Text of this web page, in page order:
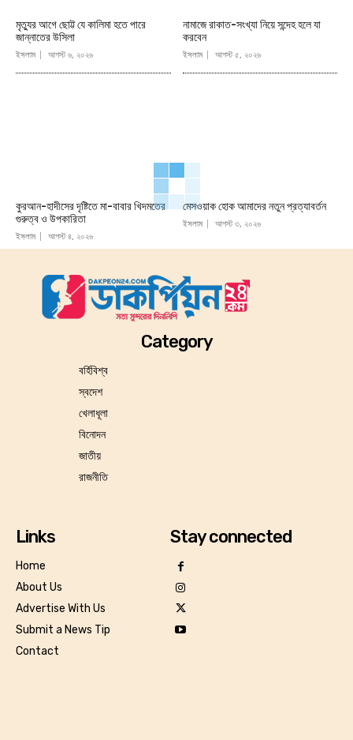
মৃত্যুর আগে ছোট্ট যে কালিমা হতে পারে
জান্নাতের উসিলা
ইসলাম আগস্ট ৬, ২০২৬
নামাজে রাকাত-সংখ্যা নিয়ে সন্দেহ হলে যা
করবেন
ইসলাম আগস্ট ৫, ২০২৬
কুরআন-হাদীসের দৃষ্টিতে মা-বাবার খিদমতের
গুরুত্ব ও উপকারিতা
ইসলাম আগস্ট ৪, ২০২৬
মেসওয়াক হোক আমাদের নতুন প্রত্যাবর্তন
ইসলাম আগস্ট ৩, ২০২৬
Category
বর্হিবিশ্ব
স্বদেশ
খেলাধূলা
বিনোদন
জাতীয়
রাজনীতি
Links
Home
About Us
Advertise With Us
Submit a News Tip
Contact
Stay connected